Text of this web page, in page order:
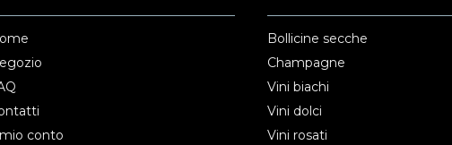
mio conto
Bollicine secche
Champagne
Vini biachi
Vini dolci
Vini rosati